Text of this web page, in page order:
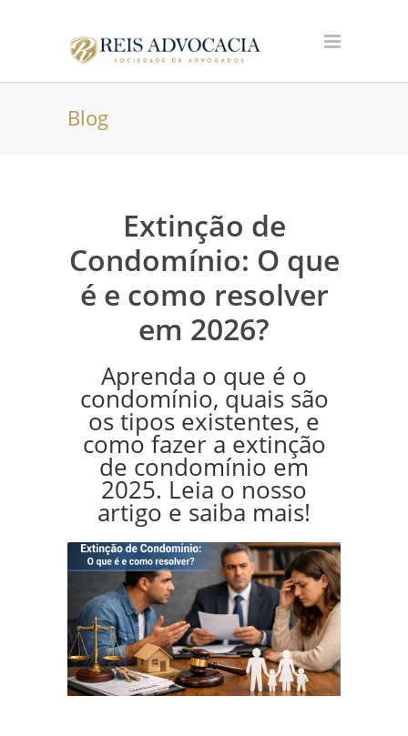
Blog
Extinção de
Condomínio: O que
é e como resolver
em 2026?
Aprenda o que é o
condomínio, quais são
os tipos existentes, e
como fazer a extinção
de condomínio em
2025. Leia o nosso
artigo e saiba mais!